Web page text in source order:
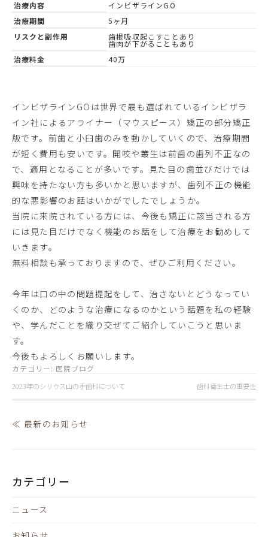
治療内容
インビザラインGO
治療期間
5ヶ月
リスクと副作用
歯根吸収起こすことあり
歯肉が下がることもあり
治療料金
40万
インビザラインGOは世界で最も選ばれているインビザラ
イン社によるアライナー（マウスピース）矯正の部分矯正
版です。前歯と小臼歯のみを動かしていくので、治療期間
が短く費用も安いです。開咬や叢生は前歯の歯列不正なの
で、適用となることが多いです。見た目の歯並びだけでは
興味を持たない方も多いかと思いますが、歯列不正の機能
的な悪影響のお話はいかがでしたでしょうか。
当院に来院されている方には、今後も矯正に該当される方
には見た目だけでなく機能のお話をして治療をお勧めして
いきます。
無料相談も承っておりますので、ぜひご利用ください。
今年は口の中の問題提起をして、治さないとどうなってい
くのか、どのような治療になるのかという話題を私の経験
や、学んだことを織り交ぜてご紹介していこうと思いま
す。
今後もよろしくお願いします。
カテゴリー: 医院ブログ
2023年のシリウス山の手歯科について 歯科衛生士の重要性
≪ 最新のお知らせ
カテゴリー
ニュース